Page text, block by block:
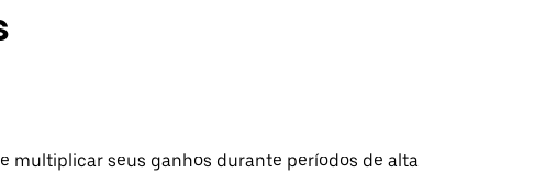
multiplicar seus ganhos durante períodos de alta